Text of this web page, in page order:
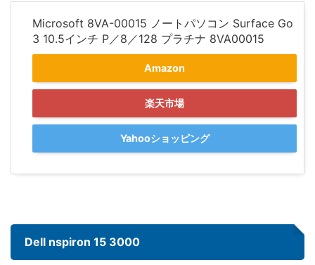
Microsoft 8VA-00015 ノートパソコン Surface Go
3 10.5インチ P／8／128 プラチナ 8VA00015
Amazon
楽天市場
Yahooショッピング
Dell nspiron 15 3000